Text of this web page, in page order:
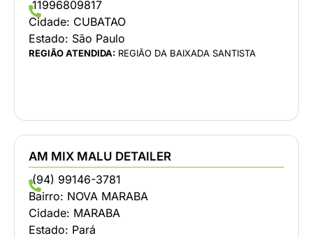
11996809817
Cidade: CUBATAO
Estado: São Paulo
REGIÃO ATENDIDA: REGIÃO DA BAIXADA SANTISTA
AM MIX MALU DETAILER
(94) 99146-3781
Bairro: NOVA MARABA
Cidade: MARABA
Estado: Pará